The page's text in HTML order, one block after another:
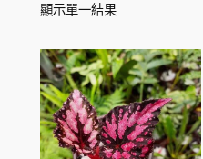
顯示單一結果